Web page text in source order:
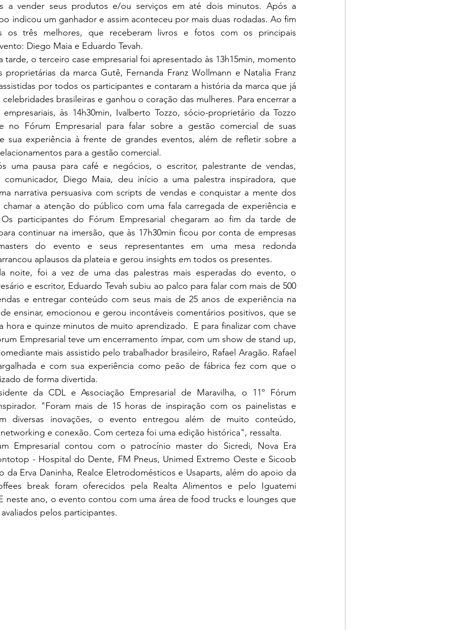
a vender seus produtos e/ou serviços em até dois minutos. Após a
indicou um ganhador e assim aconteceu por mais duas rodadas. Ao fim
os três melhores, que receberam livros e fotos com os principais
Diego Maia e Eduardo Tevah.
o terceiro case empresarial foi apresentado às 13h15min, momento
proprietárias da marca Gutê, Fernanda Franz Wollmann e Natalia Franz
por todos os participantes e contaram a história da marca que já
brasileiras e ganhou o coração das mulheres. Para encerrar a
às 14h30min, Ivalberto Tozzo, sócio-proprietário da Tozzo
no Fórum Empresarial para falar sobre a gestão comercial de suas
sua experiência à frente de grandes eventos, além de refletir sobre a
para a gestão comercial.
comunicador, Diego Maia, deu início a uma palestra inspiradora, que
narrativa persuasiva com scripts de vendas e conquistar a mente dos
chamar a atenção do público com uma fala carregada de experiência e
participantes do Fórum Empresarial chegaram ao fim da tarde de
continuar na imersão, que às 17h30min ficou por conta de empresas
do evento e seus representantes em uma mesa redonda
aplausos da plateia e gerou insights em todos os presentes.
e escritor, Eduardo Tevah subiu ao palco para falar com mais de 500
e entregar conteúdo com seus mais de 25 anos de experiência na
de ensinar, emocionou e gerou incontáveis comentários positivos, que se
hora e quinze minutos de muito aprendizado.  E para finalizar com chave
Empresarial teve um encerramento ímpar, com um show de stand up,
mais assistido pelo trabalhador brasileiro, Rafael Aragão. Rafael
e com sua experiência como peão de fábrica fez com que o
de forma divertida.
"Foram mais de 15 horas de inspiração com os painelistas e
diversas inovações, o evento entregou além de muito conteúdo,
e conexão. Com certeza foi uma edição histórica", ressalta.
- Hospital do Dente, FM Pneus, Unimed Extremo Oeste e Sicoob
da Erva Daninha, Realce Eletrodomésticos e Usaparts, além do apoio da
break foram oferecidos pela Realta Alimentos e pelo Iguatemi
neste ano, o evento contou com uma área de food trucks e lounges que
pelos participantes.